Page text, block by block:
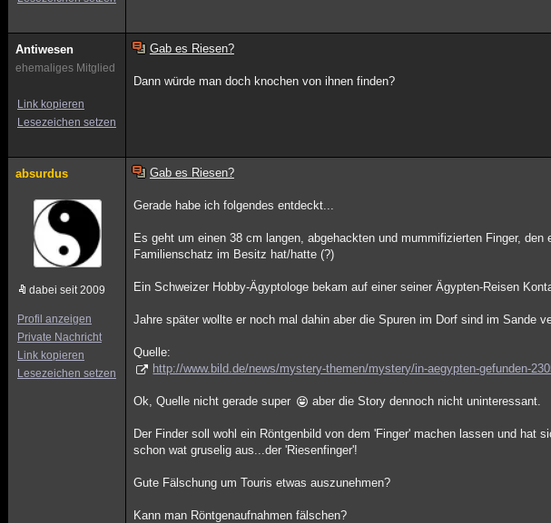
Antiwesen
ehemaliges Mitglied
Link kopieren
Lesezeichen setzen
Gab es Riesen?
Dann würde man doch knochen von ihnen finden?
absurdus
dabei seit 2009
Profil anzeigen
Private Nachricht
Link kopieren
Lesezeichen setzen
Gab es Riesen?
Gerade habe ich folgendes entdeckt...
Es geht um einen 38 cm langen, abgehackten und mummifizierten Finger,
Familienschatz im Besitz hat/hatte (?)
Ein Schweizer Hobby-Ägyptologe bekam auf einer seiner Ägypten-Reisen
Jahre später wollte er noch mal dahin aber die Spuren im Dorf sind im Sande
Quelle:
http://www.bild.de/news/mystery-themen/mystery/in-aegypten-gefunden-
Ok, Quelle nicht gerade super aber die Story dennoch nicht uninteressant.
Der Finder soll wohl ein Röntgenbild von dem 'Finger' machen lassen und
schon wat gruselig aus...der 'Riesenfinger'!
Gute Fälschung um Touris etwas auszunehmen?
Kann man Röntgenaufnahmen fälschen?